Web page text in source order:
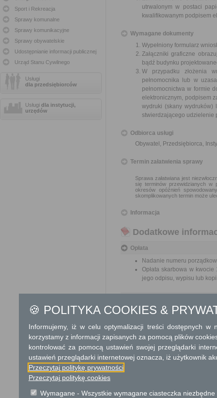
Sport i Rekreacja
Sprawy komunalne
Sprawy komunikacyjne
Sprawy obywatelskie
Udostępnianie informacji publicznej
Urząd Stanu Cywilnego
Usługi
dla przedsiębiorców
Usługi dla instytucji,
urzędów
utrwalonym w postaci
kwalifikowanym podpisem
Wymagane dokumenty
Wypełniony formularz
Załączniki graficzne
bądź budynku
W przypadku złożenia
pełnomocnika lub w
pełnomocnictwa w formie
elektronicznym, podpisem
wydruki (skany wydruków)
stwierdzającego udzielenie
Odbiorca usługi
Obywatel, Przedsiębiorca,
Termin załatwienia sprawy
Sprawa załatwiana jest
się terminów przewidzianych w
okresów opóźnień
skomplikowanych termin może
Informacja
Dodatkowe
Opłata
Nadanie numeru
Opłata skarbowa w
jego odpisu, wypisu lub
Brak
Skargi i wnioski
Przedmiotem skargi może być
naruszenie praworządności lub
mogą być między innymi sprawy
Informacje dodatkowe
🍪 POLITYKA COOKIES &
Informujemy, iż w celu optymalizacji treści dostępnych w
korzystamy z informacji zapisanych za pomocą plików
kontrolować za pomocą ustawień swojej przeglądarki
ustawień przeglądarki internetowej oznacza, iż użytkownik
Przeczytaj politykę prywatności
Przeczytaj politykę cookies
Wymagane - Wszystkie wymagane ciasteczka